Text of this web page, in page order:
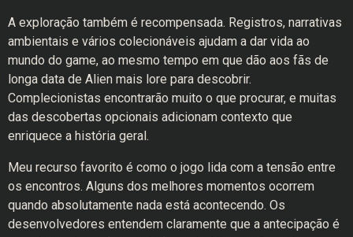
A exploração também é recompensada. Registros, narrativas
ambientais e vários colecionáveis ajudam a dar vida ao
mundo do game, ao mesmo tempo em que dão aos fãs de
longa data de Alien mais lore para descobrir.
Complecionistas encontrarão muito o que procurar, e muitas
das descobertas opcionais adicionam contexto que
enriquece a história geral.
Meu recurso favorito é como o jogo lida com a tensão entre
os encontros. Alguns dos melhores momentos ocorrem
quando absolutamente nada está acontecendo. Os
desenvolvedores entendem claramente que a antecipação é